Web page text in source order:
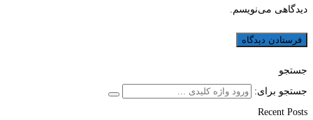
دیدگاهی می‌نویسم.
جستجو
جستجو برای:
Recent Posts